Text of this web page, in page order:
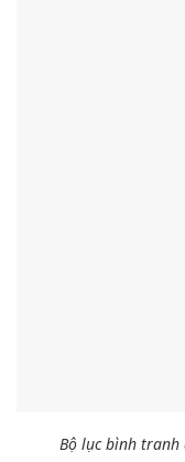
Bộ lục bình tranh